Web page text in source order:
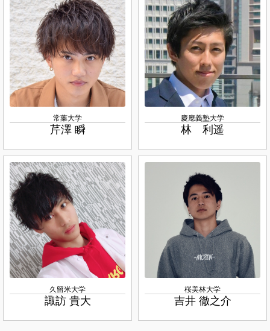
常葉大学
芹澤 瞬
慶應義塾大学
林 利遥
久留米大学
諏訪 貴大
桜美林大学
吉井 徹之介